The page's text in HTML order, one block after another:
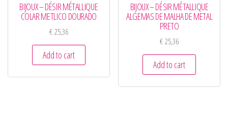
BIJOUX – DÉSIR MÉTALLIQUE
COLAR METLICO DOURADO
€25,36
Add to cart
BIJOUX – DÉSIR MÉTALLIQUE
ALGEMAS DE MALHA DE METAL
PRETO
€25,36
Add to cart